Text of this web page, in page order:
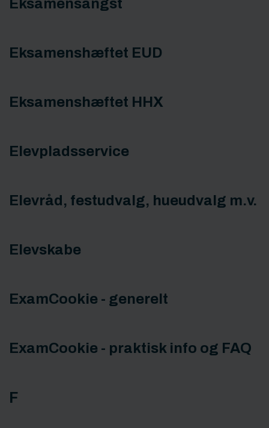
Eksamensangst
Eksamenshæftet EUD
Eksamenshæftet HHX
Elevpladsservice
Elevråd, festudvalg, hueudvalg m.v.
Elevskabe
ExamCookie - generelt
ExamCookie - praktisk info og FAQ
F